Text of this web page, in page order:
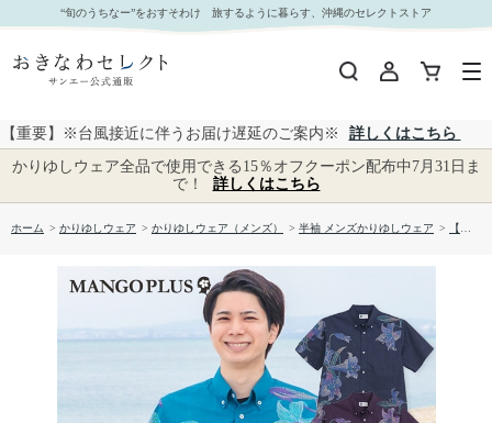
【送料無料】ユリステッチパネル柄 かりゆしウェア M283｜おきなわセレクト サンエー公式通
販
“旬のうちなー”をおすそわけ 旅するように暮らす、沖縄のセレクトストア
【重要】※台風接近に伴うお届け遅延のご案内※
詳しくはこちら
かりゆしウェア全品で使用できる15％オフクーポン配布中7月31日ま
で！
詳しくはこちら
ホーム > かりゆしウェア > かりゆしウェア（メンズ） > 半袖 メンズかりゆしウェア > 【送料無料】ユリステッチパネル柄 かりゆしウェア M283